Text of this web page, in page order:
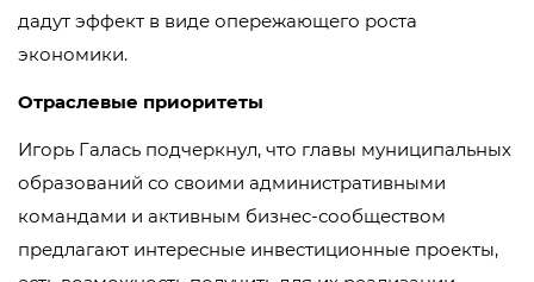
дадут эффект в виде опережающего роста
экономики.
Отраслевые приоритеты
Игорь Галась подчеркнул, что главы муниципальных
образований со своими административными
командами и активным бизнес-сообществом
предлагают интересные инвестиционные проекты,